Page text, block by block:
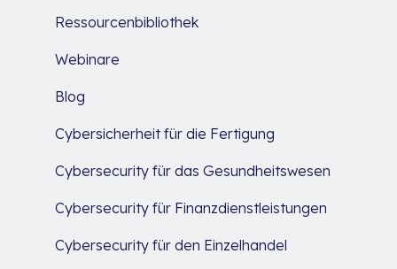
Ressourcenbibliothek
Webinare
Blog
Cybersicherheit für die Fertigung
Cybersecurity für das Gesundheitswesen
Cybersecurity für Finanzdienstleistungen
Cybersecurity für den Einzelhandel